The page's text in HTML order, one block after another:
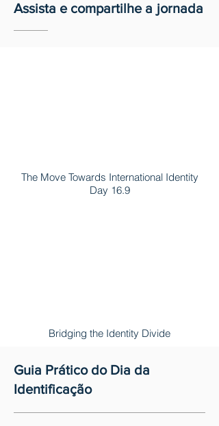
Assista e compartilhe a jornada
The Move Towards International Identity
Day 16.9
Bridging the Identity Divide
Guia Prático do Dia da
Identificação